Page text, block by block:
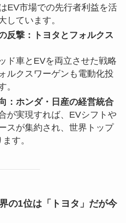
EV市場での先行者利益を活
しています。
反撃：トヨタとフォルクス
ド車とEVを両立させた戦略
ルクスワーゲンも電動化投
。
：ホンダ・日産の経営統合
が実現すれば、EVシフトや
スが集約され、世界トップ
す。
の1位は「トヨタ」だが今